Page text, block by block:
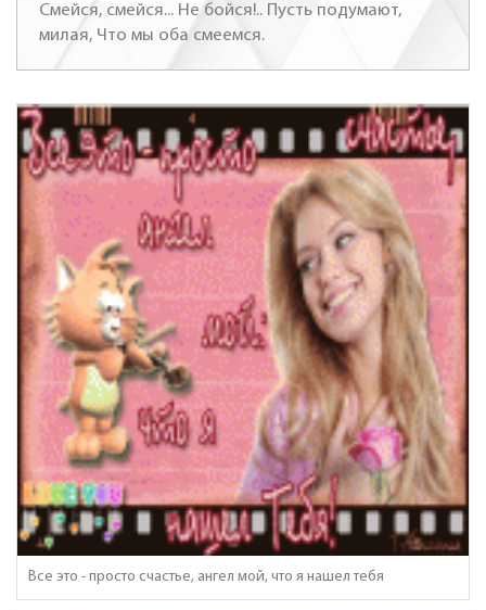
Смейся, смейся... Не бойся!.. Пусть подумают,
милая, Что мы оба смеемся.
Все это - просто счастье, ангел мой, что я нашел тебя